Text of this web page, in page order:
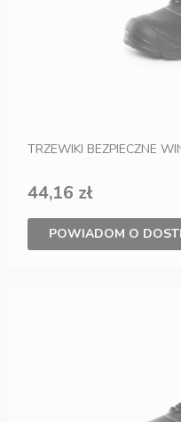
TRZEWIKI BEZPIECZNE
44,16 zł
POWIADOM O